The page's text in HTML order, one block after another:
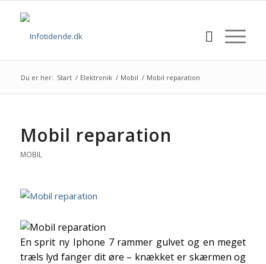
Du er her: Start / Elektronik / Mobil / Mobil reparation
Mobil reparation
MOBIL
En sprit ny Iphone 7 rammer gulvet og en meget
træls lyd fanger dit øre – knækket er skærmen og